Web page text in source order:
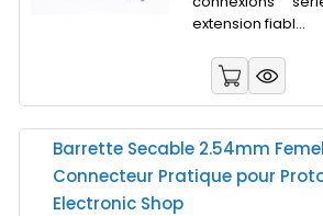
extension fiabl...
Barrette Secable 2.54mm
Connecteur Pratique pour
Electronic Shop